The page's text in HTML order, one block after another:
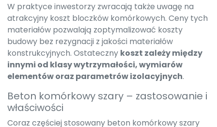
W praktyce inwestorzy zwracają także uwagę na
atrakcyjny koszt bloczków komórkowych. Ceny tych
materiałów pozwalają zoptymalizować koszty
budowy bez rezygnacji z jakości materiałów
konstrukcyjnych. Ostateczny koszt zależy między
innymi od klasy wytrzymałości, wymiarów
elementów oraz parametrów izolacyjnych.
Beton komórkowy szary – zastosowanie i
właściwości
Coraz częściej stosowany beton komórkowy szary